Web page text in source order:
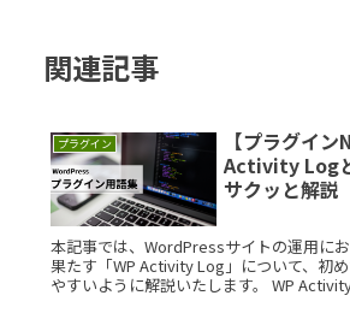
関連記事
プラグイン
【プラグイ
Activity Log
サクッと解説
本記事では、WordPressサイトの運用に
果たす「WP Activity Log」について、初
やすいように解説いたします。 WP